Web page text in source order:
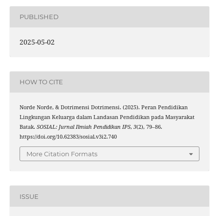
PUBLISHED
2025-05-02
HOW TO CITE
Norde Norde, & Dotrimensi Dotrimensi. (2025). Peran Pendidikan
Lingkungan Keluarga dalam Landasan Pendidikan pada Masyarakat
Batak. SOSIAL: Jurnal Ilmiah Pendidikan IPS, 3(2), 79–86.
https://doi.org/10.62383/sosial.v3i2.740
More Citation Formats
ISSUE